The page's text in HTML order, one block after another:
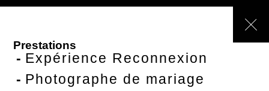
Prestations
Expérience Reconnexion
Photographe de mariage